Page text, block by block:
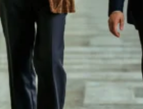
びました。
ベント